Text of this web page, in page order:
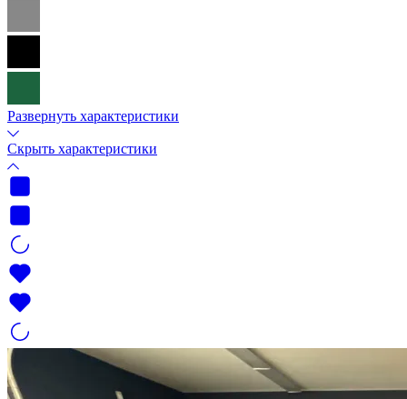
Развернуть характеристики
Скрыть характеристики